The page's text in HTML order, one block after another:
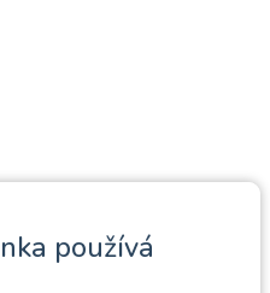
používá